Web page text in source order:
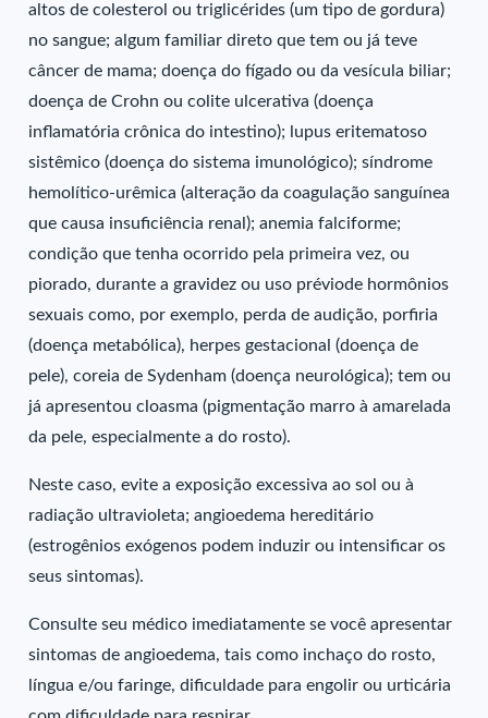
altos de colesterol ou triglicérides (um tipo de gordura)
no sangue; algum familiar direto que tem ou já teve
câncer de mama; doença do fígado ou da vesícula biliar;
doença de Crohn ou colite ulcerativa (doença
inflamatória crônica do intestino); lupus eritematoso
sistêmico (doença do sistema imunológico); síndrome
hemolítico-urêmica (alteração da coagulação sanguínea
que causa insuficiência renal); anemia falciforme;
condição que tenha ocorrido pela primeira vez, ou
piorado, durante a gravidez ou uso préviode hormônios
sexuais como, por exemplo, perda de audição, porfiria
(doença metabólica), herpes gestacional (doença de
pele), coreia de Sydenham (doença neurológica); tem ou
já apresentou cloasma (pigmentação marro à amarelada
da pele, especialmente a do rosto).
Neste caso, evite a exposição excessiva ao sol ou à
radiação ultravioleta; angioedema hereditário
(estrogênios exógenos podem induzir ou intensificar os
seus sintomas).
Consulte seu médico imediatamente se você apresentar
sintomas de angioedema, tais como inchaço do rosto,
língua e/ou faringe, dificuldade para engolir ou urticária